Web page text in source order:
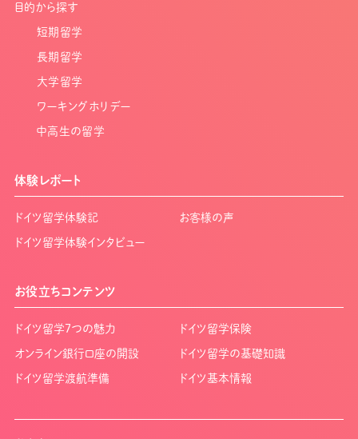
目的から探す
短期留学
長期留学
大学留学
ワーキングホリデー
中高生の留学
体験レポート
ドイツ留学体験記 お客様の声
ドイツ留学体験インタビュー
お役立ちコンテンツ
ドイツ留学7つの魅力 ドイツ留学保険
オンライン銀行口座の開設 ドイツ留学の基礎知識
ドイツ留学渡航準備 ドイツ基本情報